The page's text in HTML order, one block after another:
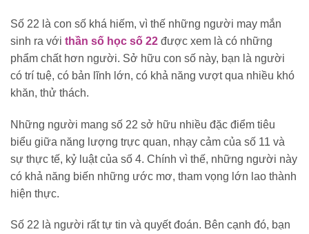
Số 22 là con số khá hiếm, vì thế những người may mắn
sinh ra với thần số học số 22 được xem là có những
phẩm chất hơn người. Sở hữu con số này, bạn là người
có trí tuệ, có bản lĩnh lớn, có khả năng vượt qua nhiều khó
khăn, thử thách.
Những người mang số 22 sở hữu nhiều đặc điểm tiêu
biểu giữa năng lượng trực quan, nhạy cảm của số 11 và
sự thực tế, kỷ luật của số 4. Chính vì thế, những người này
có khả năng biến những ước mơ, tham vọng lớn lao thành
hiện thực.
Số 22 là người rất tự tin và quyết đoán. Bên cạnh đó, bạn